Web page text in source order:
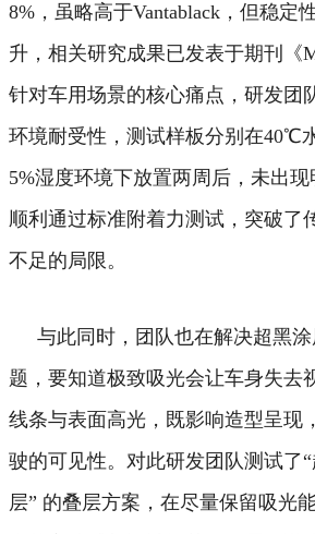
8%，虽略高于Vantablack，但稳定
升，相关研究成果已发表于期刊《
针对车用场景的核心痛点，研发团
环境耐受性，测试样板分别在40℃
5%湿度环境下放置两周后，未出现
顺利通过标准附着力测试，突破了
不足的局限。
与此同时，团队也在解决超黑
题，要知道极致吸光会让车身失去
线条与表面高光，既影响造型呈现
驶的可见性。 对此研发团队测试了
层” 的叠层方案，在尽量保留吸光